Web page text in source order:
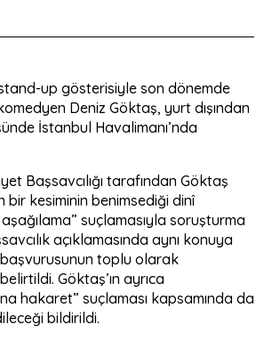
stand-up gösterisiyle son dönemde
Deniz Göktaş, yurt dışından
İstanbul Havalimanı’nda
Başsavcılığı tarafından Göktaş
bir kesiminin benimsediği dinî
suçlamasıyla soruşturma
açıklamasında aynı konuya
başvurusunun toplu olarak
Göktaş’ın ayrıca
hakaret” suçlaması kapsamında da
bildirildi.